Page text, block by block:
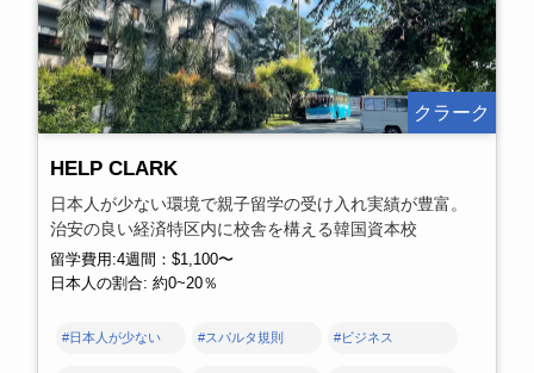
クラーク
HELP CLARK
日本人が少ない環境で親子留学の受け入れ実績が豊富。
治安の良い経済特区内に校舎を構える韓国資本校
留学費用:4週間：$1,100〜
日本人の割合: 約0~20％
#日本人が少ない #スパルタ規則 #ビジネス